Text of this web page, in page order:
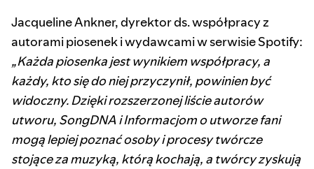
Jacqueline Ankner, dyrektor ds. współpracy z
autorami piosenek i wydawcami w serwisie Spotify:
„Każda piosenka jest wynikiem współpracy, a
każdy, kto się do niej przyczynił, powinien być
widoczny. Dzięki rozszerzonej liście autorów
utworu, SongDNA i Informacjom o utworze fani
mogą lepiej poznać osoby i procesy twórcze
stojące za muzyką, którą kochają, a twórcy zyskują